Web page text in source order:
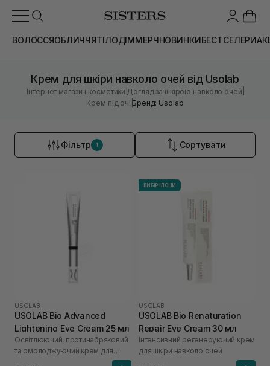
ВОЛОССЯОБЛИЧЧЯТІЛОДІММЕРЧНОВИНКИБЕСТСЕЛЕРИ
Крем для шкіри навколо очей від Usolab
Інтернет магазин косметики |Догляд за шкірою навколо очей
Крем під очі |Бренд: Usolab
Фільтр 1 Сортувати
USOLAB
USOLAB Bio Advanced
Lightening Eye Cream 25 мл
Освітлюючий, протинабряковий
та омолоджуючий крем для
ВИБІР ІЛОНИ
USOLAB
USOLAB Bio Renaturation
Repair Eye Cream 30 мл
Інтенсивний регенеруючий крем
для шкіри навколо очей